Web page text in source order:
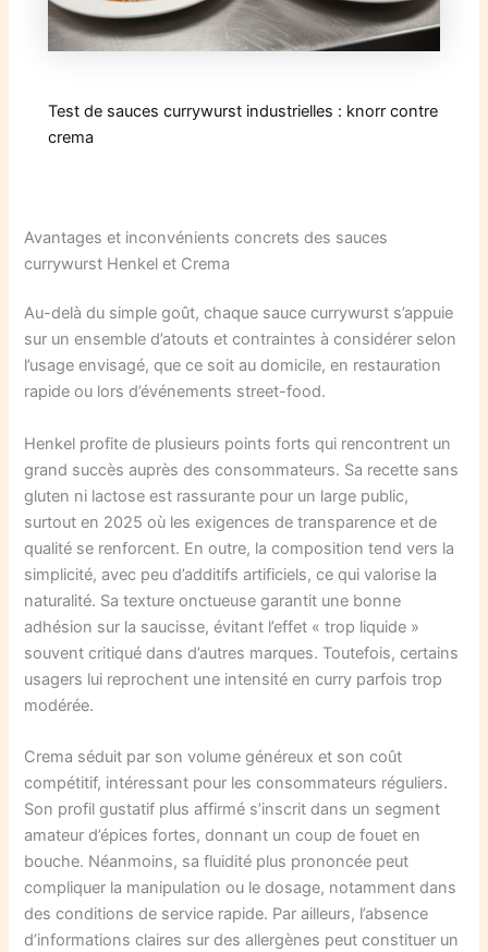
Test de sauces currywurst industrielles : knorr contre
crema
Avantages et inconvénients concrets des sauces
currywurst Henkel et Crema
Au-delà du simple goût, chaque sauce currywurst s’appuie
sur un ensemble d’atouts et contraintes à considérer selon
l’usage envisagé, que ce soit au domicile, en restauration
rapide ou lors d’événements street-food.
Henkel profite de plusieurs points forts qui rencontrent un
grand succès auprès des consommateurs. Sa recette sans
gluten ni lactose est rassurante pour un large public,
surtout en 2025 où les exigences de transparence et de
qualité se renforcent. En outre, la composition tend vers la
simplicité, avec peu d’additifs artificiels, ce qui valorise la
naturalité. Sa texture onctueuse garantit une bonne
adhésion sur la saucisse, évitant l’effet « trop liquide »
souvent critiqué dans d’autres marques. Toutefois, certains
usagers lui reprochent une intensité en curry parfois trop
modérée.
Crema séduit par son volume généreux et son coût
compétitif, intéressant pour les consommateurs réguliers.
Son profil gustatif plus affirmé s’inscrit dans un segment
amateur d’épices fortes, donnant un coup de fouet en
bouche. Néanmoins, sa fluidité plus prononcée peut
compliquer la manipulation ou le dosage, notamment dans
des conditions de service rapide. Par ailleurs, l’absence
d’informations claires sur des allergènes peut constituer un